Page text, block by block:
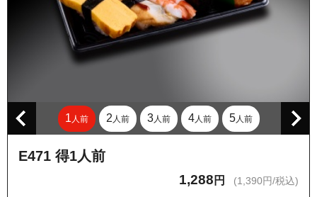
東京都大田区東雪谷４丁目
東京都大田区南千束１丁目
東京都大田区南千束２丁目
東京都大田区南馬込２丁目
東京都大田区南馬込４丁目
1 人前 2 人前 3人前 4人前 5人前
E471 得1人前
1,288 円 (1,390円/税込)